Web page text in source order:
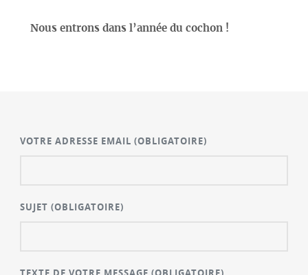
Nous entrons dans l’année du cochon !
VOTRE ADRESSE EMAIL(OBLIGATOIRE)
SUJET(OBLIGATOIRE)